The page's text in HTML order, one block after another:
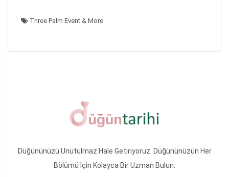
Three Palm Event & More
Düğününüzü Unutulmaz Hale Getiriyoruz. Düğününüzün Her
Bölümü İçin Kolayca Bir Uzman Bulun.